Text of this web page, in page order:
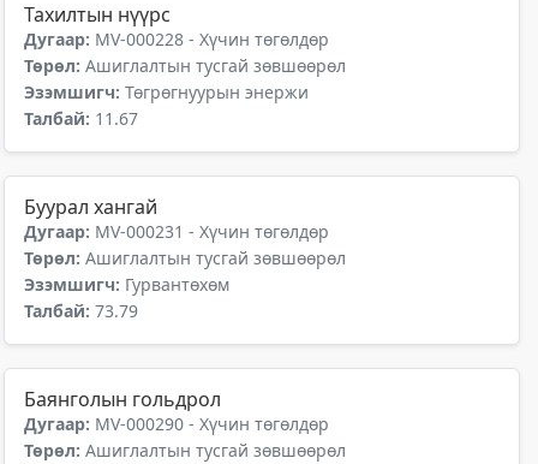
Тахилтын нүүрс
Дугаар: MV-000228 - Хүчин төгөлдөр
Төрөл: Ашиглалтын тусгай зөвшөөрөл
Эзэмшигч: Төгрөгнуурын энержи
Талбай: 11.67
Буурал хангай
Дугаар: MV-000231 - Хүчин төгөлдөр
Төрөл: Ашиглалтын тусгай зөвшөөрөл
Эзэмшигч: Гурвантөхөм
Талбай: 73.79
Баянголын гольдрол
Дугаар: MV-000290 - Хүчин төгөлдөр
Төрөл: Ашиглалтын тусгай зөвшөөрөл